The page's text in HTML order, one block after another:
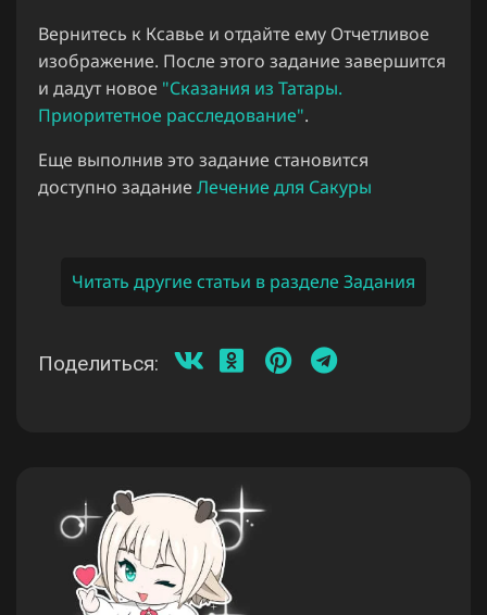
Вернитесь к Ксавье и отдайте ему Отчетливое
изображение. После этого задание завершится
и дадут новое "Сказания из Татары.
Приоритетное расследование".
Еще выполнив это задание становится
доступно задание Лечение для Сакуры
Читать другие статьи в разделе Задания
Поделиться: